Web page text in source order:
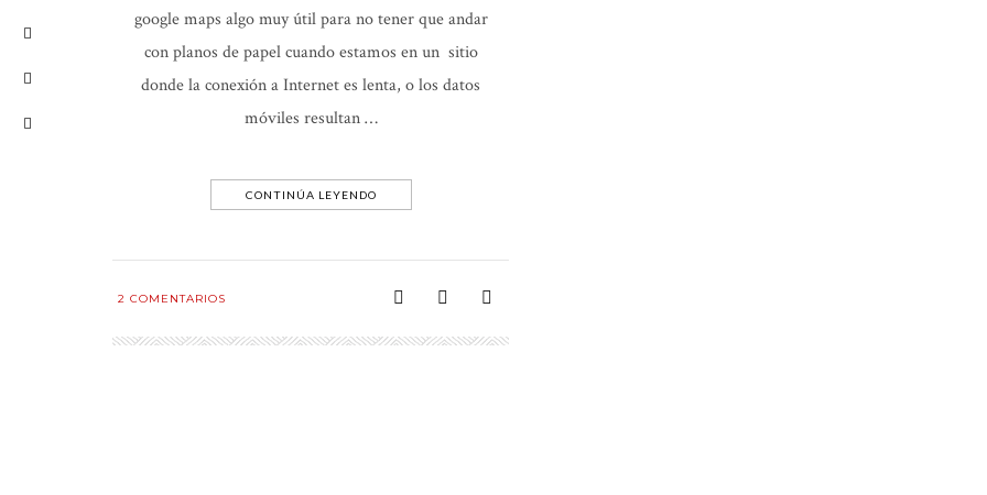
google maps algo muy útil para no tener que andar
con planos de papel cuando estamos en un sitio
donde la conexión a Internet es lenta, o los datos
móviles resultan …
CONTINÚA LEYENDO
2 COMENTARIOS